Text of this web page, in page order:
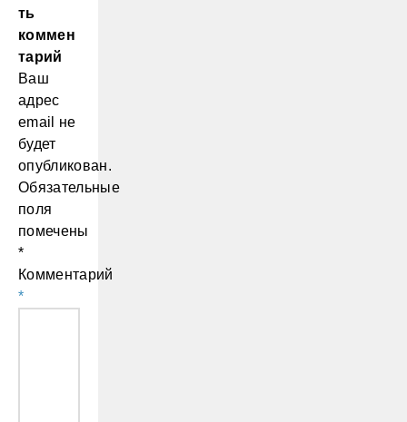
ть
коммен
тарий
Ваш
адрес
email не
будет
опубликован.
Обязательные
поля
помечены
*
Комментарий
*